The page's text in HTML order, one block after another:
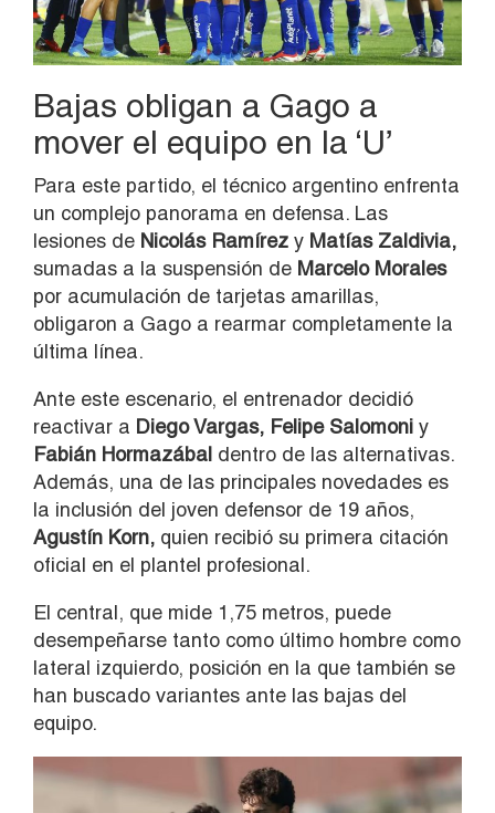
Bajas obligan a Gago a
mover el equipo en la ‘U’
Para este partido, el técnico argentino enfrenta
un complejo panorama en defensa. Las
lesiones de Nicolás Ramírez y Matías Zaldivia,
sumadas a la suspensión de Marcelo Morales
por acumulación de tarjetas amarillas,
obligaron a Gago a rearmar completamente la
última línea.
Ante este escenario, el entrenador decidió
reactivar a Diego Vargas, Felipe Salomoni y
Fabián Hormazábal dentro de las alternativas.
Además, una de las principales novedades es
la inclusión del joven defensor de 19 años,
Agustín Korn, quien recibió su primera citación
oficial en el plantel profesional.
El central, que mide 1,75 metros, puede
desempeñarse tanto como último hombre como
lateral izquierdo, posición en la que también se
han buscado variantes ante las bajas del
equipo.